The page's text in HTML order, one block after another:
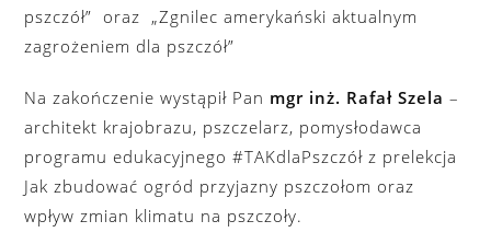
pszczół” oraz „Zgnilec amerykański aktualnym
zagrożeniem dla pszczół”
Na zakończenie wystąpił Pan mgr inż. Rafał Szela –
architekt krajobrazu, pszczelarz, pomysłodawca
programu edukacyjnego #TAKdlaPszczół z prelekcja
Jak zbudować ogród przyjazny pszczołom oraz
wpływ zmian klimatu na pszczoły.